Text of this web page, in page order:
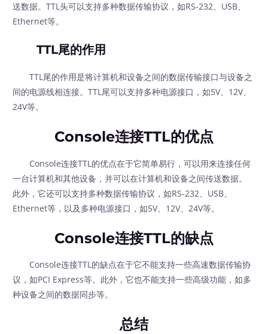
送数据。TTL头可以支持多种数据传输协议，如RS-232、USB、
Ethernet等。
TTL尾的作用
TTL尾的作用是将计算机和设备之间的数据传输接口与设备之
间的电源线相连接。TTL尾可以支持多种电源接口，如5V、12V、
24V等。
Console连接TTL的优点
Console连接TTL的优点在于它简单易行，可以用来连接任何
一台计算机和其他设备，并可以在计算机和设备之间传送数据。
此外，它还可以支持多种数据传输协议，如RS-232、USB、
Ethernet等，以及多种电源接口，如5V、12V、24V等。
Console连接TTL的缺点
Console连接TTL的缺点在于它不能支持一些高速数据传输协
议，如PCI Express等。此外，它也不能支持一些高级功能，如多
种设备之间的数据同步等。
总结